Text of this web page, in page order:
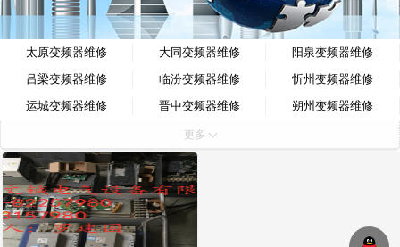
太原变频器维修 大同变频器维修
阳泉变频器维修
吕梁变频器维修
临汾变频器维修
忻州变频器维修
运城变频器维修
晋中变频器维修
朔州变频器维修
长治变频器维修
更多